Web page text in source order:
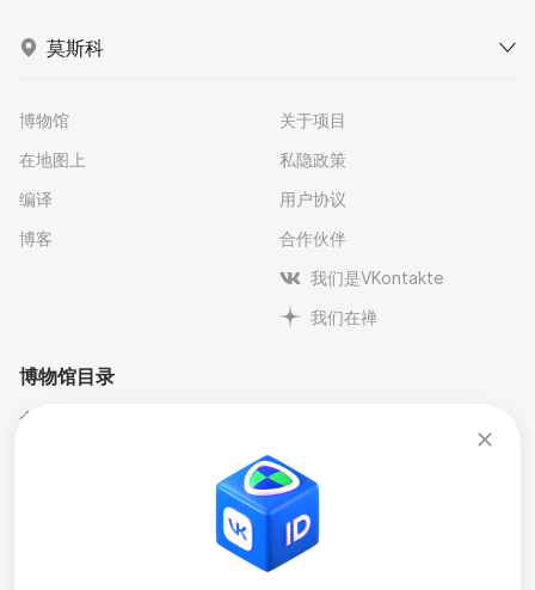
莫斯科
博物馆
在地图上
编译
博客
关于项目
私隐政策
用户协议
合作伙伴
我们是VKontakte
我们在禅
博物馆目录
个人与纪念博物馆
自然科学博物馆
艺术
行业